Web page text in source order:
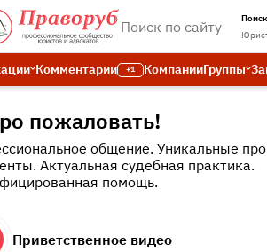
Комментарии +1 КомпанииГруппы
пожаловать!
общение. Уникальные
Актуальная судебная практика.
помощь.
Приветственное видео